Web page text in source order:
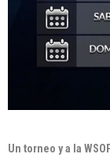
Un torneo y a la